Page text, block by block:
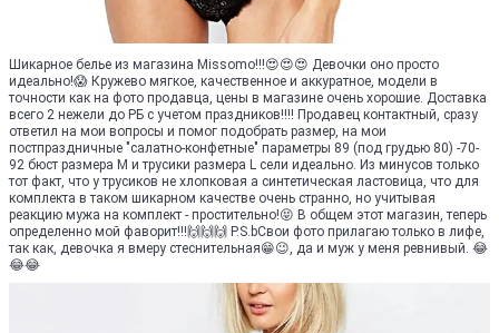
Шикарное белье из магазина Missomo!!!😍😍😍 Девочки оно просто
идеально!😱 Кружево мягкое, качественное и аккуратное, модели в
точности как на фото продавца, цены в магазине очень хорошие. Доставка
всего 2 нежели до РБ с учетом праздников!!!! Продавец контактный, сразу
ответил на мои вопросы и помог подобрать размер, на мои
постпраздничные "салатно-конфетные" параметры 89 (под грудью 80) -70-
92 бюст размера M и трусики размера L сели идеально. Из минусов только
тот факт, что у трусиков не хлопковая а синтетическая ластовица, что для
комплекта в таком шикарном качестве очень странно, но учитывая
реакцию мужа на комплект - простительно!😝 В общем этот магазин, теперь
определенно мой фаворит!!!🙌🙌🙌 P.S.bСвои фото прилагаю только в лифе,
так как, девочка я вмеру стеснительная😁😉, да и муж у меня ревнивый. 😂
😂😂